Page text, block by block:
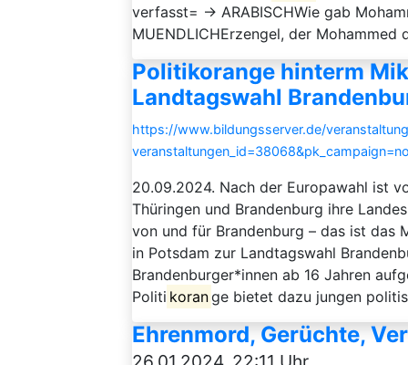
verfasst= → ARABISCHWie gab
MUENDLICHErzengel, der Mohammed
Politikorange hinterm
Landtagswahl
https://www.bildungsserver.de/
20.09.2024. Nach der Europawahl ist
Thüringen und Brandenburg ihre
von und für Brandenburg – das ist das
in Potsdam zur Landtagswahl
Brandenburger*innen ab 16 Jahren
Politi korange bietet dazu jungen
Ehrenmord, Gerüchte,